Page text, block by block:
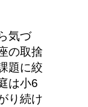
気づ
の取捨
題に絞
は小6
り続け